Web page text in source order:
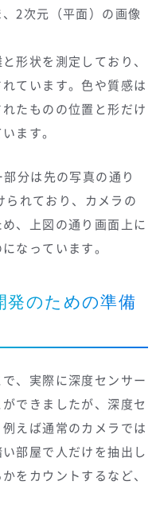
2次元（平面）の画像
形状を測定しており、
ています。色や質感は
たものの位置と形だけ
ます。
分は先の写真の通り
れており、カメラの
、上図の通り画面上に
なっています。
発のための準備
、実際に深度センサー
できましたが、深度セ
えば通常のカメラでは
部屋で人だけを抽出し
をカウントするなど、